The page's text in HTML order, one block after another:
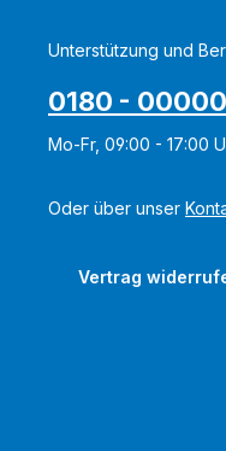
Unterstützung und
0180 -
Mo-Fr, 09:00 - 17:00
Oder über unser
Vertrag